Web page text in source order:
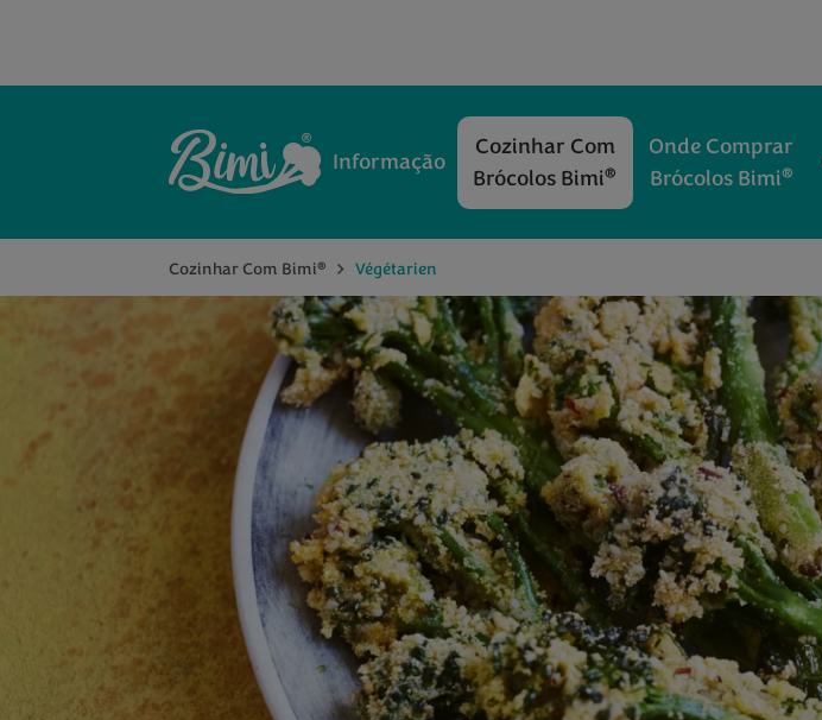
Informação
Cozinhar Com
Brócolos Bimi®
Onde Comprar
Brócolos Bimi®
Cozinhar Com Bimi® Végétarien